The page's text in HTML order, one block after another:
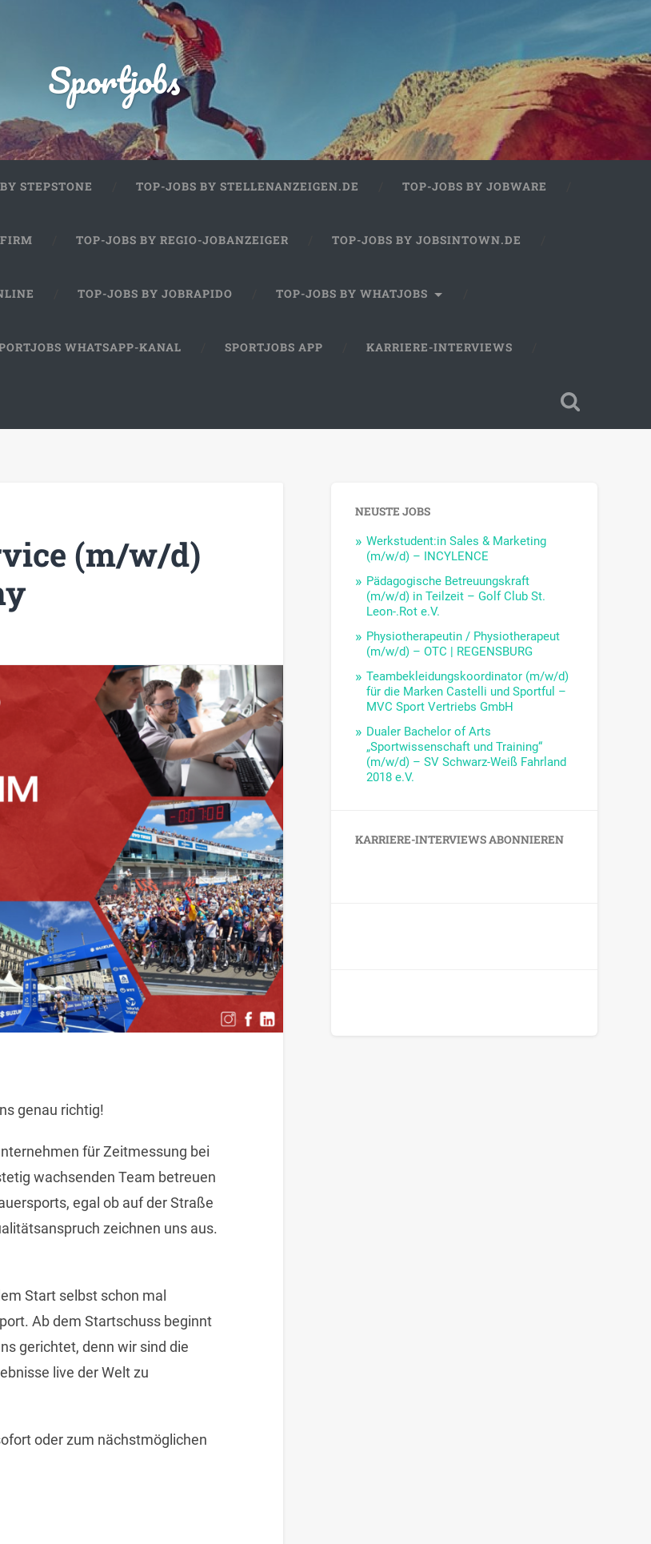
Sportjobs
STEPSTONE TOP-JOBS BY STELLENANZEIGEN.DE TOP-JOBS BY JOBWARE
TOP-JOBS BY REGIO-JOBANZEIGER TOP-JOBS BY JOBSINTOWN.DE
TOP-JOBS BY JOBRAPIDO TOP-JOBS BY WHATJOBS
WHATSAPP-KANAL SPORTJOBS APP KARRIERE-INTERVIEWS
(m/w/d)
genau richtig!
für Zeitmessung bei
wachsenden Team betreuen
egal ob auf der Straße
zeichnen uns aus.
Start selbst schon mal
Ab dem Startschuss beginnt
gerichtet, denn wir sind die
live der Welt zu
oder zum nächstmöglichen
NEUSTE JOBS
Werkstudent:in Sales & Marketing
(m/w/d) – INCYLENCE
Pädagogische Betreuungskraft
(m/w/d) in Teilzeit – Golf Club St.
Leon-.Rot e.V.
Physiotherapeutin / Physiotherapeut
(m/w/d) – OTC | REGENSBURG
Teambekleidungskoordinator (m/w/d)
für die Marken Castelli und Sportful –
MVC Sport Vertriebs GmbH
Dualer Bachelor of Arts
„Sportwissenschaft und Training“
(m/w/d) – SV Schwarz-Weiß Fahrland
2018 e.V.
KARRIERE-INTERVIEWS ABONNIEREN